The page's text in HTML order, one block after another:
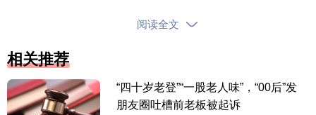
民群众急难愁盼，在增进民生福祉、健全保障体系上
提出提案112件；围绕高质量建设美丽中国先行区，聚
焦生态环保和可持续发展，在推动绿色发展、建设美
丽三亚上提出提案23件。
阅读全文
相关推荐
“四十岁老登”“一股老人味”，“00后”发
朋友圈吐槽前老板被起诉